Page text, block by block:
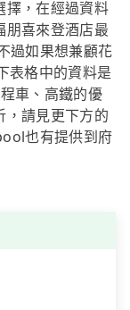
擇，在經過資料
朋喜來登酒店最
過如果想兼顧花
表格中的資料是
車、高鐵的優
，請見更下方的
也有提供到府